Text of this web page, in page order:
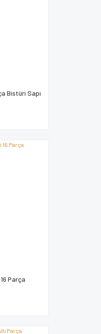
Bistüri Sapı
Parça